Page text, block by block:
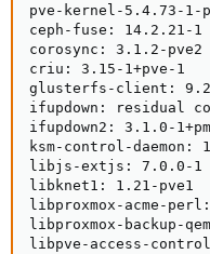
pve-kernel-5.4.73-1-
ceph-fuse: 14.2.21-1
corosync: 3.1.2-pve2
criu: 3.15-1+pve-1
glusterfs-client:
ifupdown: residual
ifupdown2: 3.1.0-
ksm-control-daemon:
libjs-extjs: 7.0.0-1
libknet1: 1.21-pve1
libproxmox-acme-
libproxmox-backup-
libpve-access-